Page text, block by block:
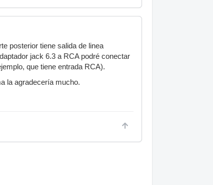
posterior tiene salida de linea
jack 6.3 a RCA podré conectar
que tiene entrada RCA).
la agradecería mucho.